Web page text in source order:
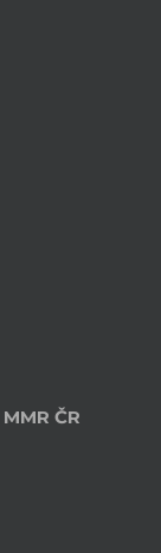
MMR ČR